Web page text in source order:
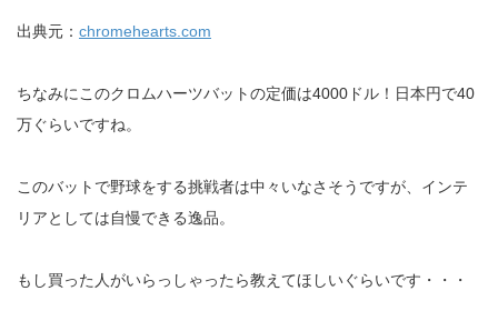
出典元： chromehearts.com
ちなみにこのクロムハーツバットの定価は4000ドル！日本円で40
万ぐらいですね。
このバットで野球をする挑戦者は中々いなさそうですが、インテ
リアとしては自慢できる逸品。
もし買った人がいらっしゃったら教えてほしいぐらいです・・・